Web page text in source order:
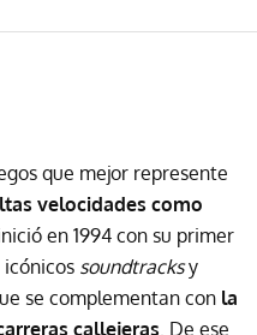
que mejor represente
velocidades como
en 1994 con su primer
soundtracksy
se complementan con la
callejeras. De ese